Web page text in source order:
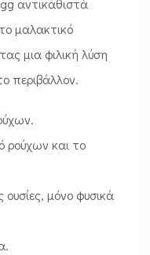
αντικαθιστά
μαλακτικό
μια φιλική λύση
περιβάλλον.
ρούχων και το
ουσίες, μόνο φυσικά